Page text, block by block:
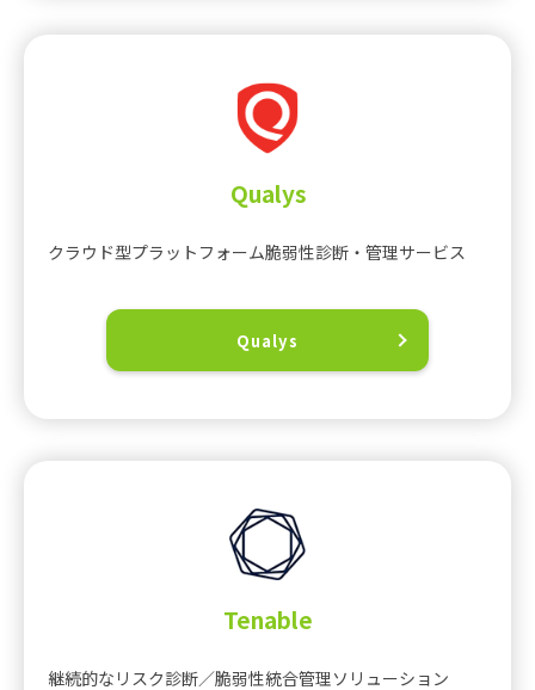
Qualys
クラウド型プラットフォーム脆弱性診断・管理サービス
Qualys
Tenable
継続的なリスク診断／脆弱性統合管理ソリューション